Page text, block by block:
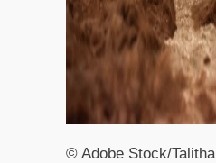
© Adobe Stock/Talitha